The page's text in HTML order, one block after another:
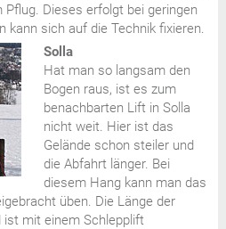
Dieses erfolgt bei geringen
kann sich auf die Technik fixieren.
Solla
Hat man so langsam den
Bogen raus, ist es zum
benachbarten Lift in Solla
nicht weit. Hier ist das
Gelände schon steiler und
die Abfahrt länger. Bei
diesem Hang kann man das
üben. Die Länge der
mit einem Schlepplift